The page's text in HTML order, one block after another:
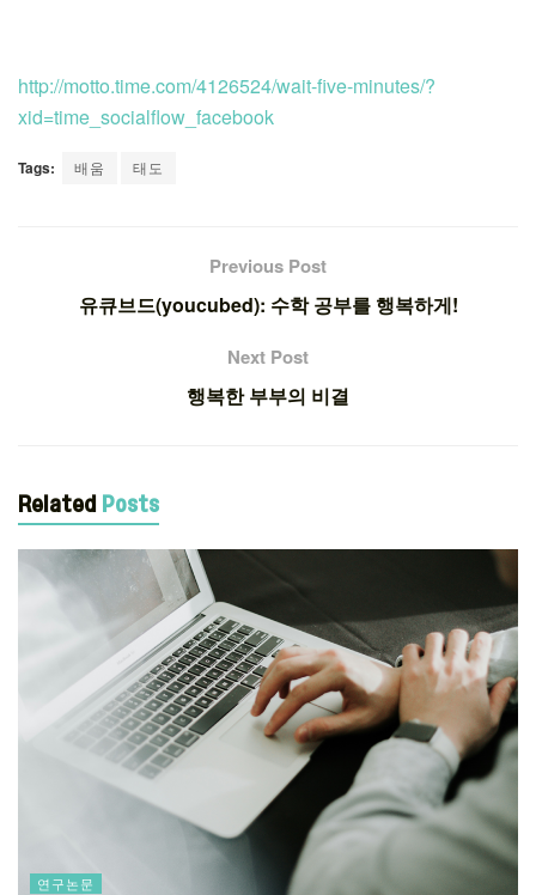
http://motto.time.com/4126524/wait-five-minutes/?
xid=time_socialflow_facebook
Tags: 배움 태도
Previous Post
유큐브드(youcubed): 수학 공부를 행복하게!
Next Post
행복한 부부의 비결
Related Posts
연구논문